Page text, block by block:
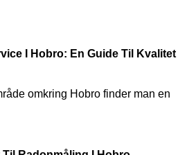
I Hobro: En Guide Til Kvalitet
omkring Hobro finder man en